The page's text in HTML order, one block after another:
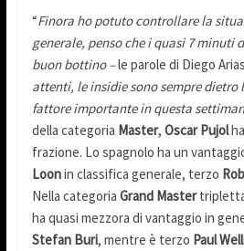
“Finora ho potuto controllare la
generale, penso che i quasi 7 minuti
buon bottino –le parole di Diego
attenti, le insidie sono sempre dietro
fattore importante in questa
della categoria Master, Oscar Pujol
frazione. Lo spagnolo ha un
Loonin classifica generale, terzo
Nella categoria Grand Master
ha quasi mezzora di vantaggio in
Stefan Buri, mentre è terzo Paul